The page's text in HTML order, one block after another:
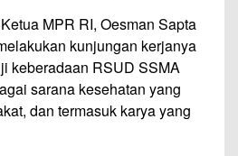
MPR RI, Oesman Sapta
kunjungan kerjanya
keberadaan RSUD SSMA
sarana kesehatan yang
dan termasuk karya yang